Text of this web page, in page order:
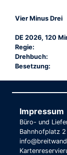
Vier Minus Drei
DE 2026, 120
Regie:
Drehbuch:
Besetzung:
Impressum
Büro- und
Bahnhofplatz